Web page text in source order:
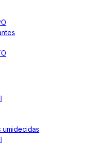
umidecidas